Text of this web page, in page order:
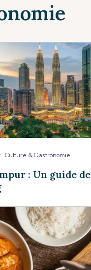
• Culture & Gastronomie
: Un guide de